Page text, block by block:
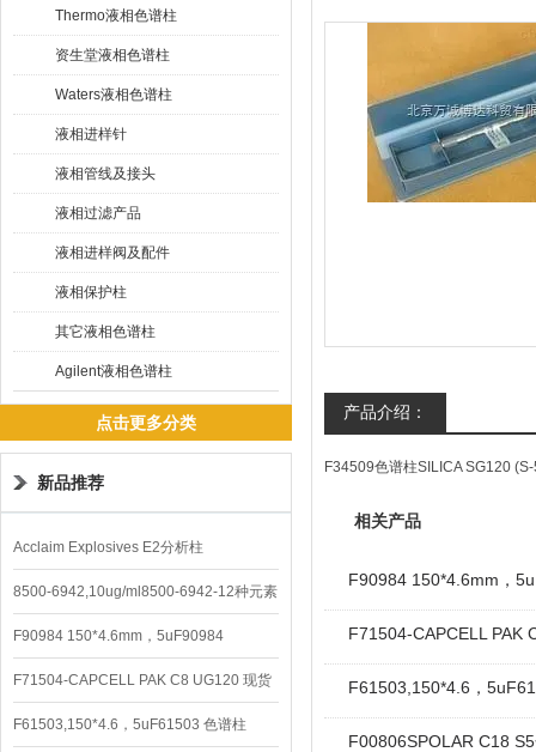
Thermo液相色谱柱
资生堂液相色谱柱
Waters液相色谱柱
液相进样针
液相管线及接头
液相过滤产品
液相进样阀及配件
液相保护柱
其它液相色谱柱
Agilent液相色谱柱
点击更多分类
新品推荐
Acclaim Explosives E2分析柱
8500-6942,10ug/ml8500-6942-12种元素
混合校准液
F90984 150*4.6mm，5uF90984
CAPCELL PAK C8 DD （S-5）
F71504-CAPCELL PAK C8 UG120 现货
3600/支
F61503,150*4.6，5uF61503 色谱柱
产品介绍：
F34509色谱柱SILICA SG120
相关产品
F90984 150*4.6mm，
F71504-CAPCELL PAK
F61503,150*4.6，
F00806SPOLAR C18